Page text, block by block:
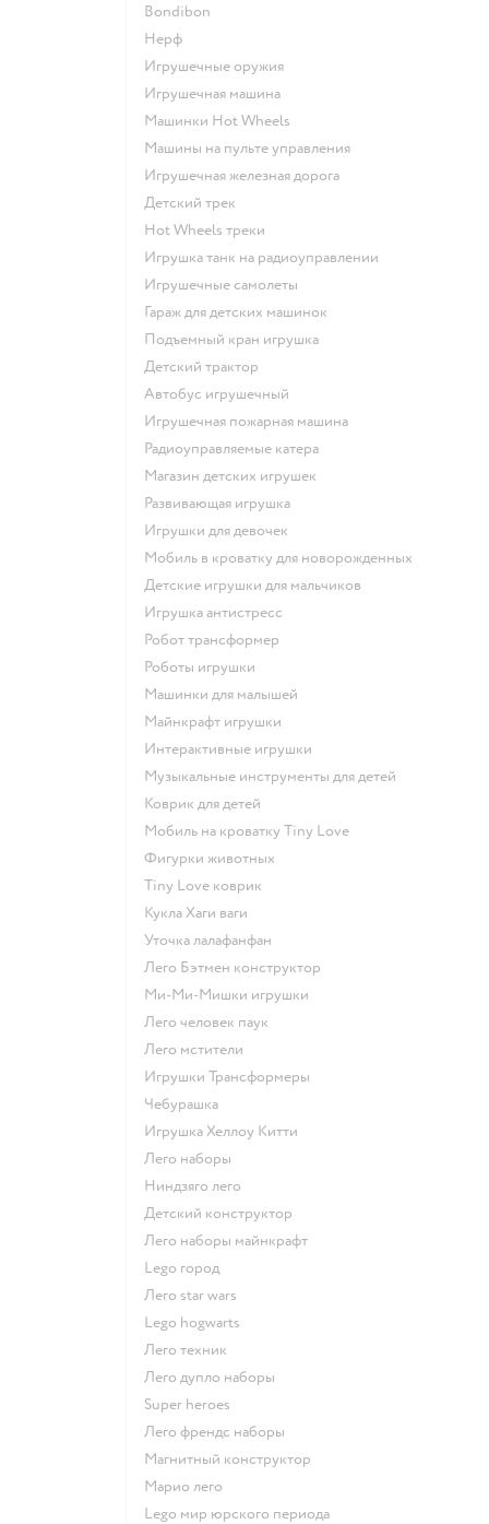
Bondibon
Нерф
Игрушечные оружия
Игрушечная машина
Машинки Hot Wheels
Машины на пульте управления
Игрушечная железная дорога
Детский трек
Hot Wheels треки
Игрушка танк на радиоуправлении
Игрушечные самолеты
Гараж для детских машинок
Подъемный кран игрушка
Детский трактор
Автобус игрушечный
Игрушечная пожарная машина
Радиоуправляемые катера
Магазин детских игрушек
Развивающая игрушка
Игрушки для девочек
Мобиль в кроватку для новорожденных
Детские игрушки для мальчиков
Игрушка антистресс
Робот трансформер
Роботы игрушки
Машинки для малышей
Майнкрафт игрушки
Интерактивные игрушки
Музыкальные инструменты для детей
Коврик для детей
Мобиль на кроватку Tiny Love
Фигурки животных
Tiny Love коврик
Кукла Хаги ваги
Уточка лалафанфан
Лего Бэтмен конструктор
Ми-Ми-Мишки игрушки
Лего человек паук
Лего мстители
Игрушки Трансформеры
Чебурашка
Игрушка Хеллоу Китти
Лего наборы
Ниндзяго лего
Детский конструктор
Лего наборы майнкрафт
Lego город
Лего star wars
Lego hogwarts
Лего техник
Лего дупло наборы
Super heroes
Лего френдс наборы
Магнитный конструктор
Марио лего
Lego мир юрского периода